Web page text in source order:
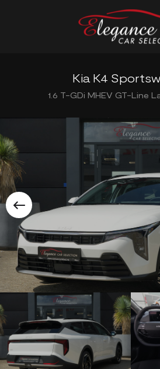
Kia K4
1.6 T-GDi MHEV GT-Line